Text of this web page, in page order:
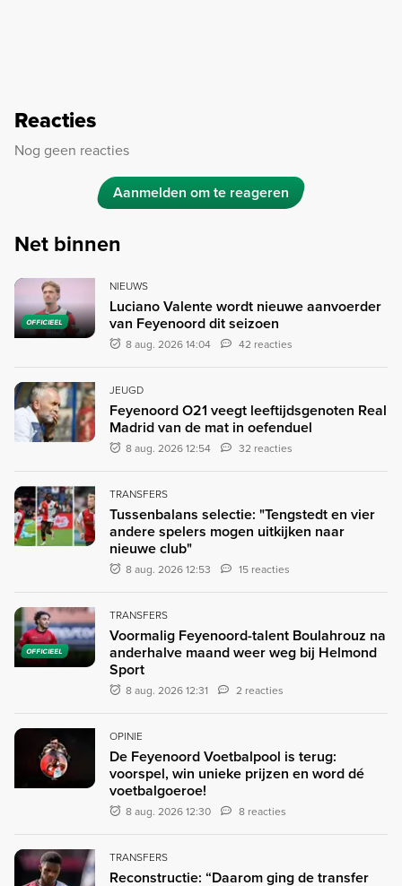
Reacties
Nog geen reacties
Aanmelden om te reageren
Net binnen
OFFICIEEL
NIEUWS
Luciano Valente wordt nieuwe aanvoerder
van Feyenoord dit seizoen
8 aug. 2026 14:04 42 reacties
JEUGD
Feyenoord O21 veegt leeftijdsgenoten Real
Madrid van de mat in oefenduel
8 aug. 2026 12:54 32 reacties
TRANSFERS
Tussenbalans selectie: "Tengstedt en vier
andere spelers mogen uitkijken naar
nieuwe club"
8 aug. 2026 12:53 15 reacties
OFFICIEEL
TRANSFERS
Voormalig Feyenoord-talent Boulahrouz na
anderhalve maand weer weg bij Helmond
Sport
8 aug. 2026 12:31 2 reacties
OPINIE
De Feyenoord Voetbalpool is terug:
voorspel, win unieke prijzen en word dé
voetbalgoeroe!
8 aug. 2026 12:30 8 reacties
TRANSFERS
Reconstructie: “Daarom ging de transfer